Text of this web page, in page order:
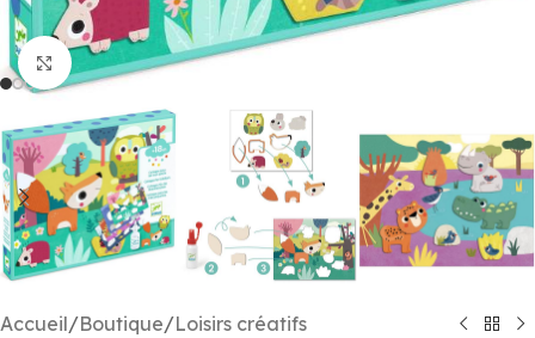
Agrandir
Accueil/Boutique/Loisirs créatifs